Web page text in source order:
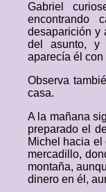
Gabriel
encontrando
desaparición y
del asunto, y
aparecía él con
Observa
casa.
A la mañana
preparado el
Michel hacia el
mercadillo,
montaña,
dinero en él,